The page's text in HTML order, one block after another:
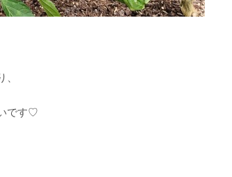
です♡